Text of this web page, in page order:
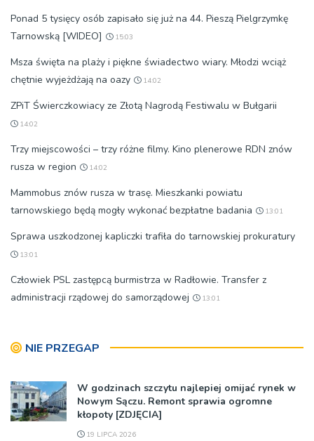
Ponad 5 tysięcy osób zapisało się już na 44. Pieszą Pielgrzymkę
Tarnowską [WIDEO]
15:03
Msza święta na plaży i piękne świadectwo wiary. Młodzi wciąż
chętnie wyjeżdżają na oazy
14:02
ZPiT Świerczkowiacy ze Złotą Nagrodą Festiwalu w Bułgarii
14:02
Trzy miejscowości – trzy różne filmy. Kino plenerowe RDN znów
rusza w region
14:02
Mammobus znów rusza w trasę. Mieszkanki powiatu
tarnowskiego będą mogły wykonać bezpłatne badania
13:01
Sprawa uszkodzonej kapliczki trafiła do tarnowskiej prokuratury
13:01
Człowiek PSL zastępcą burmistrza w Radłowie. Transfer z
administracji rządowej do samorządowej
13:01
NIE PRZEGAP
W godzinach szczytu najlepiej omijać rynek w
Nowym Sączu. Remont sprawia ogromne
kłopoty [ZDJĘCIA]
19 LIPCA 2026